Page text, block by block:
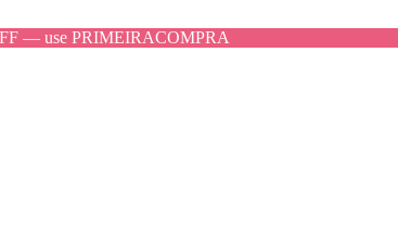
— use PRIMEIRACOMPRA